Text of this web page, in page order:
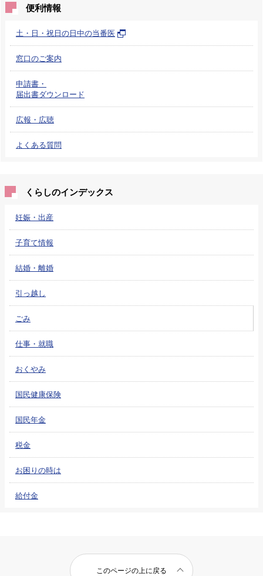
便利情報
土・日・祝日の日中の当番医
窓口のご案内
申請書・
届出書ダウンロード
広報・広聴
よくある質問
くらしのインデックス
妊娠・出産
子育て情報
結婚・離婚
引っ越し
ごみ
仕事・就職
おくやみ
国民健康保険
国民年金
税金
お困りの時は
給付金
このページの上に戻る